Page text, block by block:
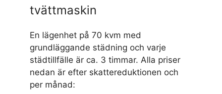
tvättmaskin
En lägenhet på 70 kvm med
grundläggande städning och varje
städtillfälle är ca. 3 timmar. Alla priser
nedan är efter skattereduktionen och
per månad: